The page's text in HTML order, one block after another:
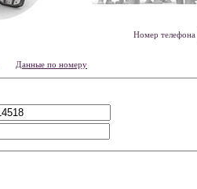
Номер телефона
Данные по номеру